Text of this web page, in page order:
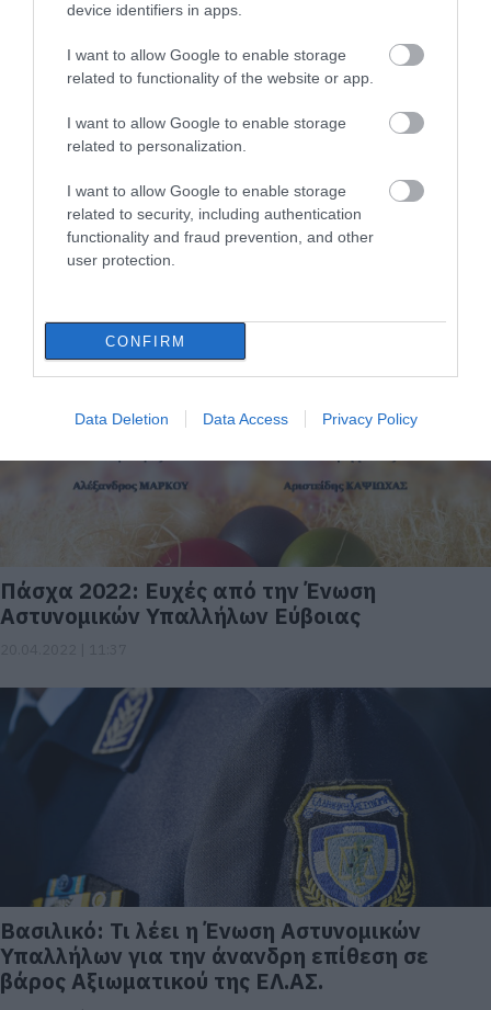
device identifiers in apps.
I want to allow Google to enable storage
related to functionality of the website or app.
I want to allow Google to enable storage
related to personalization.
I want to allow Google to enable storage
related to security, including authentication
functionality and fraud prevention, and other
user protection.
CONFIRM
Data Deletion Data Access Privacy Policy
Έκτακτη οικονομική ενίσχυση: 100 ευρώ σε
45 οικογένειες από την Ένωση Αστυνομικών
Υπαλλήλων Εύβοιας
Πάσχα 2022: Ευχές από την Ένωση
Αστυνομικών Υπαλλήλων Εύβοιας
Βασιλικό: Τι λέει η Ένωση Αστυνομικών
Υπαλλήλων για την άνανδρη επίθεση σε
βάρoς Αξιωματικού της EΛ.ΑΣ.